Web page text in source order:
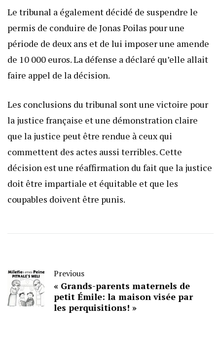
Le tribunal a également décidé de suspendre le
permis de conduire de Jonas Poilas pour une
période de deux ans et de lui imposer une amende
de 10 000 euros. La défense a déclaré qu’elle allait
faire appel de la décision.
Les conclusions du tribunal sont une victoire pour
la justice française et une démonstration claire
que la justice peut être rendue à ceux qui
commettent des actes aussi terribles. Cette
décision est une réaffirmation du fait que la justice
doit être impartiale et équitable et que les
coupables doivent être punis.
Previous
« Grands-parents maternels de
petit Émile: la maison visée par
les perquisitions! »